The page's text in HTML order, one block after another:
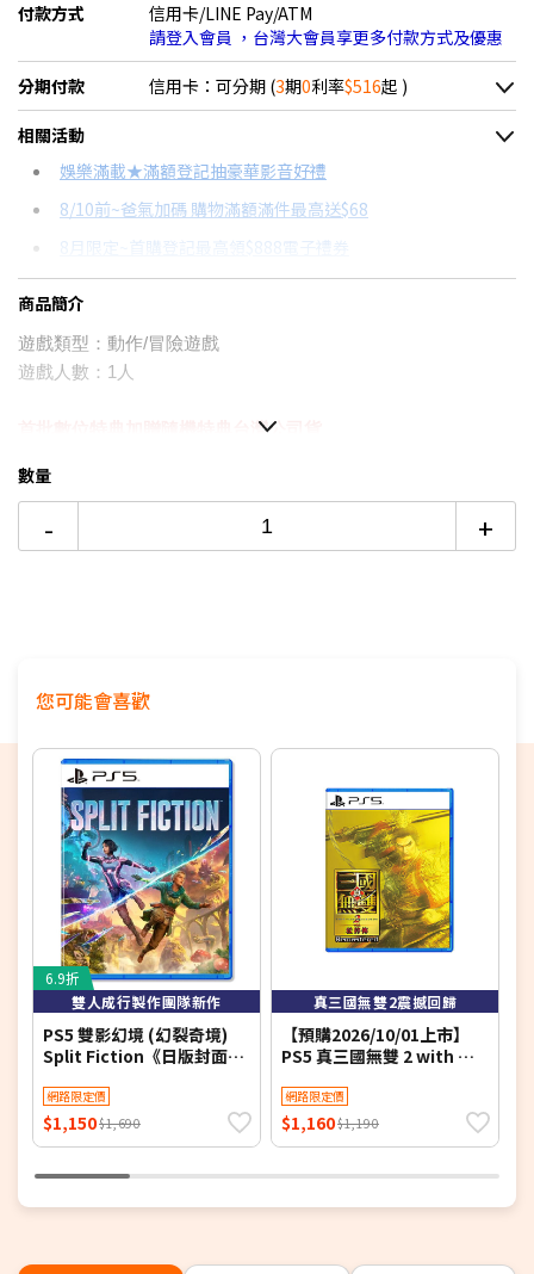
付款方式
信用卡/LINE Pay/ATM
請登入會員 ，台灣大會員享更多付款方式及優惠
分期付款 信用卡：可分期 (3期0利率$516起 )
＊實際可分期數、適用利率，請以購物車顯示為主
信用卡分期
分期數
12期
每期金額 配合銀行/業者
相關活動
娛樂滿載★滿額登記抽豪華影音好禮
8/10前~爸氣加碼 購物滿額滿件最高送$68
8月限定~首購登記最高領$888電子禮券
台灣大哥大Open Possible聯名卡滿額最高回饋25%
SONY PS5 SLIM值得買嗎？→點我看達人教你買
商品簡介
遊戲類型：動作/冒險遊戲
遊戲人數：1人
台灣公司貨
▉「潛能爆發」強化戰鬥系統深度
▉保留原作魅力的同時，重新構築（
）系統與劇
情
數量
- +
您可能會喜歡
6.9折
雙人成行製作團隊新作
PS5 雙影幻境 (幻裂奇境)
Split Fiction《日版封面中
網路限定價
$1,150$1,690
真三國無雙2震撼回歸
【預購2026/10/01上市】
PS5 真三國無雙 2 with 猛
版》
網路限定價
$1,160$1,190